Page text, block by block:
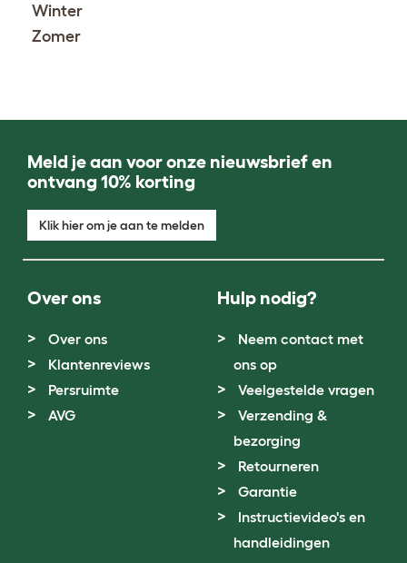
Winter
Zomer
Meld je aan voor onze nieuwsbrief en
ontvang 10% korting
Klik hier om je aan te melden
Over ons
Over ons
Klantenreviews
Persruimte
AVG
Hulp nodig?
Neem contact met
ons op
Veelgestelde vragen
Verzending &
bezorging
Retourneren
Garantie
Instructievideo's en
handleidingen